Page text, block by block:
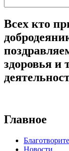
Всех кто
здоровья и
Главное
Новости